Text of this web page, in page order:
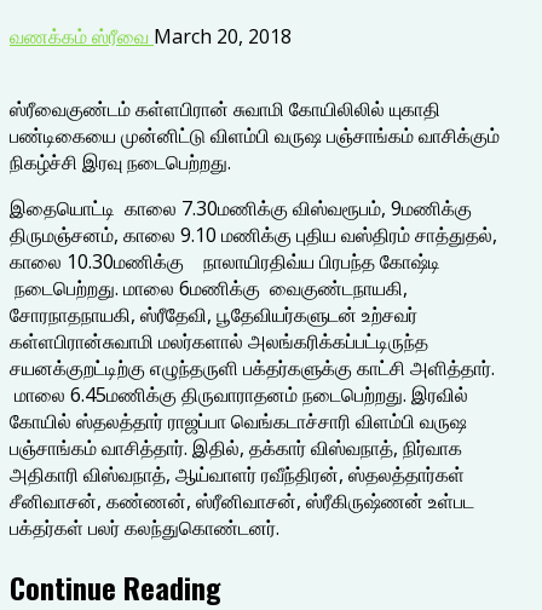
வணக்கம் ஸ்ரீவை March 20, 2018
ஸ்ரீவைகுண்டம் கள்ளபிரான் சுவாமி கோயிலிலில் யுகாதி
பண்டிகையை முன்னிட்டு விளம்பி வருஷ பஞ்சாங்கம் வாசிக்கும்
நிகழ்ச்சி இரவு நடைபெற்றது.
இதையொட்டி காலை 7.30மணிக்கு விஸ்வரூபம், 9மணிக்கு
திருமஞ்சனம், காலை 9.10 மணிக்கு புதிய வஸ்திரம் சாத்துதல்,
காலை 10.30மணிக்கு நாலாயிரதிவ்ய பிரபந்த கோஷ்டி
நடைபெற்றது. மாலை 6மணிக்கு வைகுண்டநாயகி,
சோரநாதநாயகி, ஸ்ரீதேவி, பூதேவியர்களுடன் உற்சவர்
கள்ளபிரான்சுவாமி மலர்களால் அலங்கரிக்கப்பட்டிருந்த
சயனக்குறட்டிற்கு எழுந்தருளி பக்தர்களுக்கு காட்சி அளித்தார்.
மாலை 6.45மணிக்கு திருவாராதனம் நடைபெற்றது. இரவில்
கோயில் ஸ்தலத்தார் ராஜப்பா வெங்கடாச்சாரி விளம்பி வருஷ
பஞ்சாங்கம் வாசித்தார். இதில், தக்கார் விஸ்வநாத், நிர்வாக
அதிகாரி விஸ்வநாத், ஆய்வாளர் ரவீந்திரன், ஸ்தலத்தார்கள்
சீனிவாசன், கண்ணன், ஸ்ரீனிவாசன், ஸ்ரீகிருஷ்ணன் உள்பட
பக்தர்கள் பலர் கலந்துகொண்டனர்.
Continue Reading